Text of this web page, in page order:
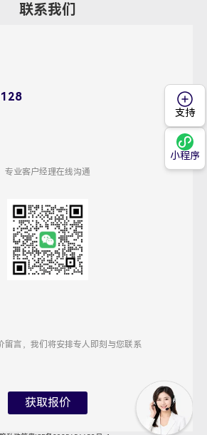
联系我们
专业客户经理在线沟通
留言，我们将安排专人即刻与您联系
获取报价
支持
小程序